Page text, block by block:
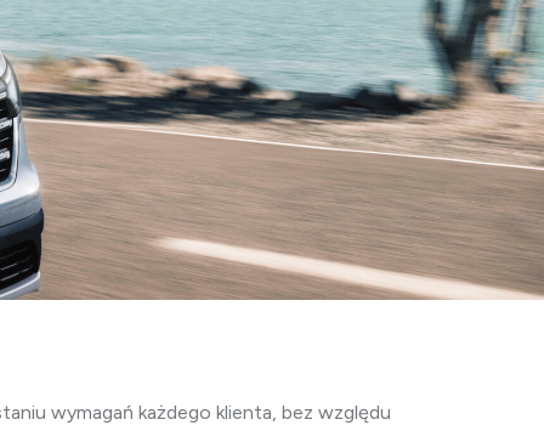
wymagań każdego klienta, bez względu